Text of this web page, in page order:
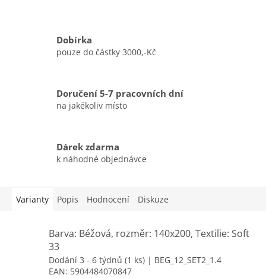
Dobírka
pouze do částky 3000,-Kč
Doručení 5-7 pracovních dní
na jakékoliv místo
Dárek zdarma
k náhodné objednávce
Varianty Popis Hodnocení Diskuze
Barva: Béžová, rozměr: 140x200, Textilie: Soft
33
Dodání 3 - 6 týdnů (1 ks) | BEG_12_SET2_1.4
EAN: 5904484070847